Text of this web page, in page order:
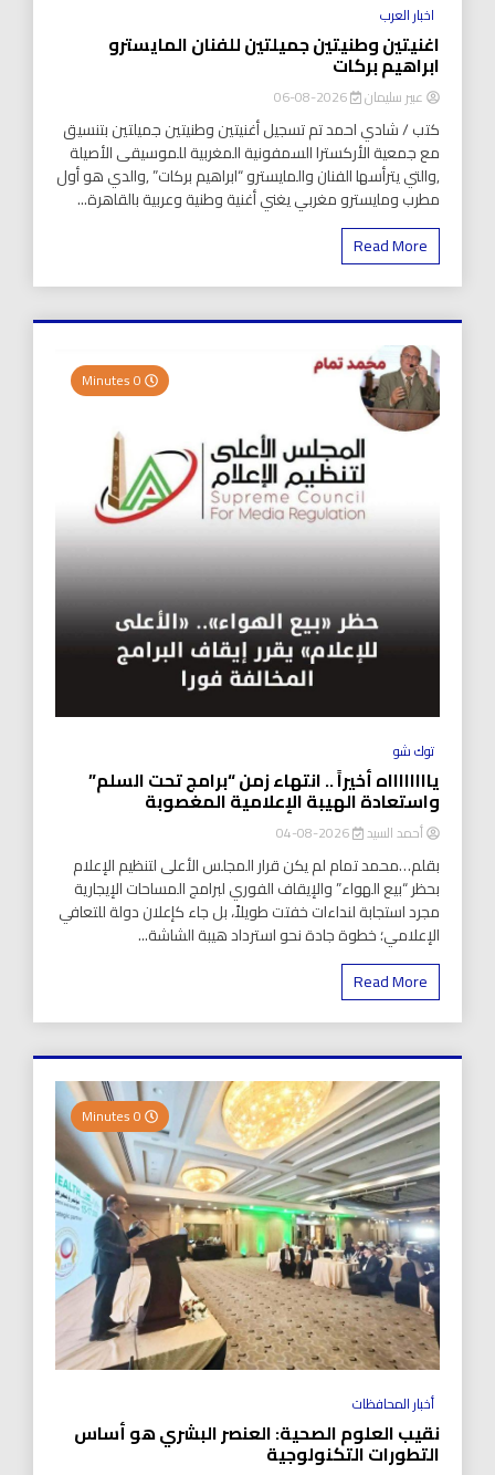
اخبار العرب
اغنيتين وطنيتين جميلتين للفنان المايسترو
ابراهيم بركات
عبير سليمان 2026-08-06
كتب / شادي احمد تم تسجيل أغنيتين وطنيتين جميلتين بتنسيق
مع جمعية الأركسترا السمفونية المغربية للموسيقى الأصيلة
,والتي يترأسها الفنان والمايسترو “ابراهيم بركات” ,والدي هو أول
مطرب ومايسترو مغربي يغني أغنية وطنية وعربية بالقاهرة...
Read More
توك شو
يااااااااه أخيراً .. انتهاء زمن “برامج تحت السلم”
واستعادة الهيبة الإعلامية المغصوبة
أحمد السيد 2026-08-04
بقلم…محمد تمام لم يكن قرار المجلس الأعلى لتنظيم الإعلام
بحظر “بيع الهواء” والإيقاف الفوري لبرامج المساحات الإيجارية
مجرد استجابة لنداءات خفتت طويلاً، بل جاء كإعلان دولة للتعافي
الإعلامي؛ خطوة جادة نحو استرداد هيبة الشاشة...
Read More
أخبار المحافظات
نقيب العلوم الصحية: العنصر البشري هو أساس
التطورات التكنولوجية